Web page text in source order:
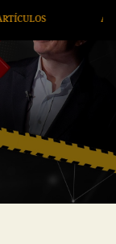
ARTE /